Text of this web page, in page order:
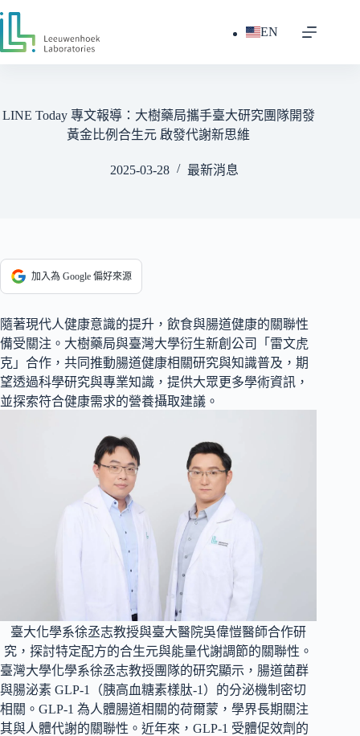
跳
主
EN
LINE Today 專文報導：大樹藥局攜手臺大研究團隊開發
黃金比例合生元 啟發代謝新思維
2025-03-28 最新消息
加入為 Google 偏好來源
隨著現代人健康意識的提升，飲食與腸道健康的關聯性
備受關注。大樹藥局與臺灣大學衍生新創公司「雷文虎
克」合作，共同推動腸道健康相關研究與知識普及，期
望透過科學研究與專業知識，提供大眾更多學術資訊，
並探索符合健康需求的營養攝取建議。
臺大化學系徐丞志教授與臺大醫院吳偉愷醫師合作研
究，探討特定配方的合生元與能量代謝調節的關聯性。
臺灣大學化學系徐丞志教授團隊的研究顯示，腸道菌群
與腸泌素 GLP-1（胰高血糖素樣肽-1）的分泌機制密切
相關。GLP-1 為人體腸道相關的荷爾蒙，學界長期關注
其與人體代謝的關聯性。近年來，GLP-1 受體促效劑的